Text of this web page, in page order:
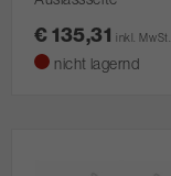
€ 135,31inkl. MwSt.
nicht lagernd